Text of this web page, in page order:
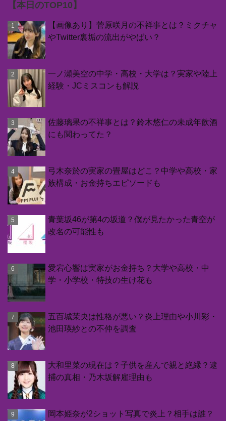
【本日のTOP10】
【画像あり】菅原咲月の不祥事とは？ミクチャ
やTwitter裏垢の流出がやばい？
一ノ瀬美空の中学・高校・大学は？実家や陸上
経験・JCミスコンも解説
佐藤璃果の不祥事とは？鈴木悠仁の未成年飲酒
にも関わってた？
弓木奈於の実家の畳屋はどこ？中学や高校・家
族構成・お金持ちエピソードも
青葉坂46が第4の坂道？僕が見たかった青空が
改名の可能性も
愛宕心響は実家がお金持ち？大学や高校・中
学・小学校・特技の生け花も
五百城茉央は性格が悪い？炎上理由や小川彩・
池田瑛紗との不仲を調査
大和里菜の現在は？子供を産んで親と絶縁？逮
捕の真相・乃木坂解雇理由も
岡本姫奈が2ショット写真で炎上？相手は誰？